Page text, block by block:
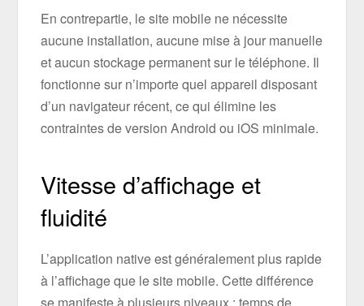
En contrepartie, le site mobile ne nécessite
aucune installation, aucune mise à jour manuelle
et aucun stockage permanent sur le téléphone. Il
fonctionne sur n’importe quel appareil disposant
d’un navigateur récent, ce qui élimine les
contraintes de version Android ou iOS minimale.
Vitesse d’affichage et
fluidité
L’application native est généralement plus rapide
à l’affichage que le site mobile. Cette différence
se manifeste à plusieurs niveaux : temps de